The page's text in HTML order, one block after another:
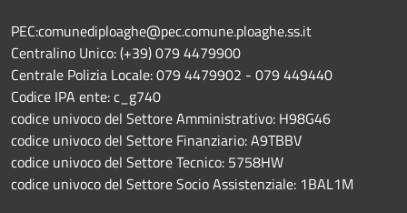
PEC:comunediploaghe@pec.comune.ploaghe.ss.it
Centralino Unico: (+39) 079 4479900
Centrale Polizia Locale: 079 4479902 - 079 449440
Codice IPA ente: c_g740
codice univoco del Settore Amministrativo: H98G46
codice univoco del Settore Finanziario: A9TBBV
codice univoco del Settore Tecnico: 5758HW
codice univoco del Settore Socio Assistenziale: 1BAL1M